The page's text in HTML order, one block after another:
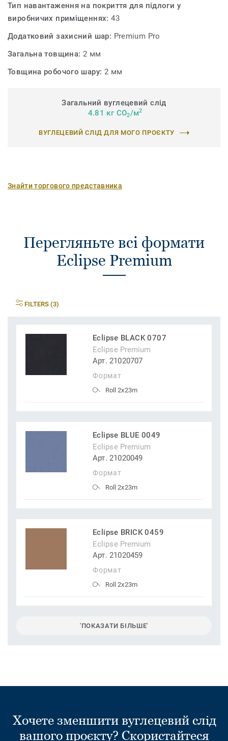
Тип навантаження на покриття для підлоги у
виробничих приміщеннях:43
Додатковий захисний шар: Premium Pro
Загальна товщина: 2 мм
Товщина робочого шару: 2 мм
Загальний вуглецевий слід
4.81 кг CO2/м2
ВУГЛЕЦЕВИЙ СЛІД ДЛЯ МОГО ПРОЄКТУ
Знайти торгового представника
Перегляньте всі формати
Eclipse Premium
FILTERS (3)
Eclipse BLACK 0707
Eclipse Premium
Арт. 21020707
Формат
Roll 2x23m
Eclipse BLUE 0049
Eclipse Premium
Арт. 21020049
Формат
Roll 2x23m
Eclipse BRICK 0459
Eclipse Premium
Арт. 21020459
Формат
Roll 2x23m
'ПОКАЗАТИ БІЛЬШЕ'
Хочете зменшити вуглецевий слід
вашого проєкту? Скористайтеся